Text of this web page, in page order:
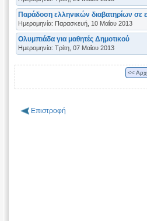
Παράδοση ελληνικών διαβατηρίων σε
Ημερομηνία: Παρασκευή, 10 Μαΐου 2013
Ολυμπιάδα για μαθητές Δημοτικού
Ημερομηνία: Τρίτη, 07 Μαΐου 2013
<<
Επιστροφή